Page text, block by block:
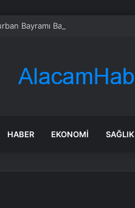
Bayramı Bayramlaşma Programı
HABER EKONOMI SAĞLIK